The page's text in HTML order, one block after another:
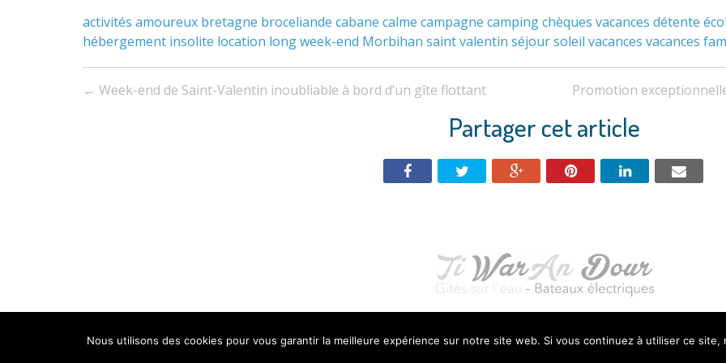
activités amoureux bretagne broceliande cabane calme campagne campingchèques vacances détente
hébergement insolite location long week-end Morbihan saint valentin séjoursoleil vacances vacances
Navigation
← Week-end de Saint-Valentin inoubliable à bord d’un gîte flottant Promotion
Partager cet article
© 2026 Ti War An Dour – Maisons sur l'eau Tarifs & Dispos Contact & Localisation Livre
Nous utilisons des cookies pour vous garantir la meilleure expérience sur notre site web. Si vous continuez à utiliser ce